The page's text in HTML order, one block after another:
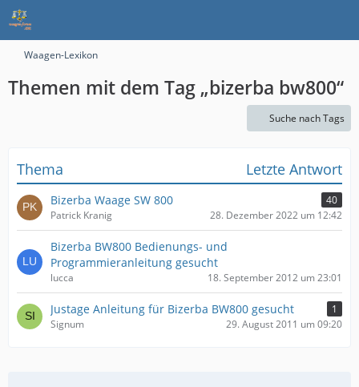
Waagen-Lexikon
Themen mit dem Tag „bizerba bw800“
Suche nach Tags
Thema Letzte Antwort
Bizerba Waage SW 800
40
Patrick Kranig
28. Dezember 2022 um 12:42
Bizerba BW800 Bedienungs- und
Programmieranleitung gesucht
lucca 18. September 2012 um 23:01
Justage Anleitung für Bizerba BW800 gesucht
1
Signum
29. August 2011 um 09:20